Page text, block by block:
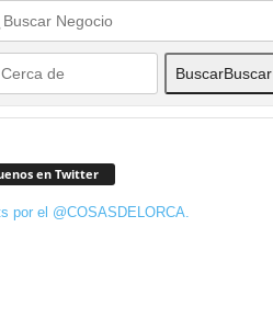
BuscarBuscar
en Twitter
por el @COSASDELORCA.